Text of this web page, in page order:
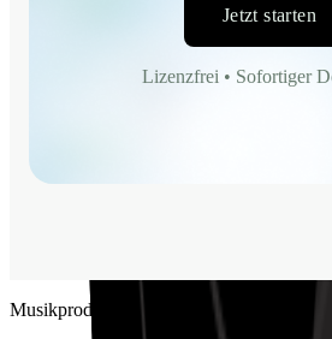
Jetzt starten
Lizenzfrei • Sofortiger
Musikproduktion